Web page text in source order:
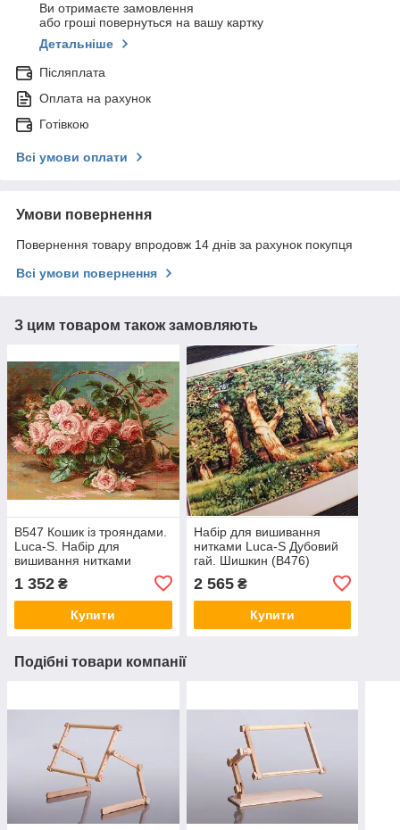
Ви отримаєте замовлення
або гроші повернуться на вашу картку
Детальніше
Післяплата
Оплата на рахунок
Готівкою
Всі умови оплати
Умови повернення
Повернення товару впродовж 14 днів за рахунок покупця
Всі умови повернення
З цим товаром також замовляють
B547 Кошик із трояндами.
Luca-S. Набір для
вишивання нитками
1 352 ₴
Купити
Набір для вишивання
нитками Luca-S Дубовий
гай. Шишкин (B476)
2 565₴
Купити
Подібні товари компанії